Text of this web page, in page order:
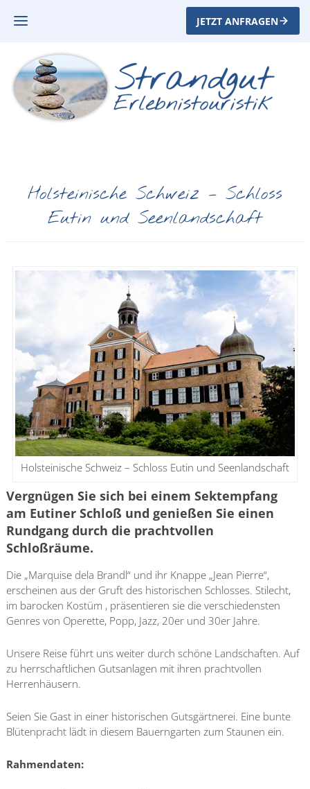
JETZT ANFRAGEN
Holsteinische Schweiz – Schloss
Eutin und Seenlandschaft
Holsteinische Schweiz – Schloss Eutin und Seenlandschaft
Vergnügen Sie sich bei einem Sektempfang
am Eutiner Schloß und genießen Sie einen
Rundgang durch die prachtvollen
Schloßräume.
Die „Marquise dela Brandl“ und ihr Knappe „Jean Pierre“,
erscheinen aus der Gruft des historischen Schlosses. Stilecht,
im barocken Kostüm , präsentieren sie die verschiedensten
Genres von Operette, Popp, Jazz, 20er und 30er Jahre.
Unsere Reise führt uns weiter durch schöne Landschaften. Auf
zu herrschaftlichen Gutsanlagen mit ihren prachtvollen
Herrenhäusern.
Seien Sie Gast in einer historischen Gutsgärtnerei. Eine bunte
Blütenpracht lädt in diesem Bauerngarten zum Staunen ein.
Rahmendaten: